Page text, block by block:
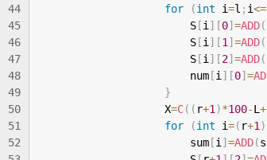
44
45
46
47
48
49
50
51
52
for
(int i=l ; i<=
                        S
[i ] [0]=ADD(
                        S
[i ] [1 ]=ADD(
                        S
[i ] [2]=ADD(
                        num
[i ] [0]=
}
                    X
=C( ( r+1 )*100-L+
for
(int i=( r+1 )
                        sum
[i ]=ADD(